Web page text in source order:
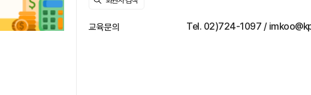
교육문의 Tel. 02)724-1097 /